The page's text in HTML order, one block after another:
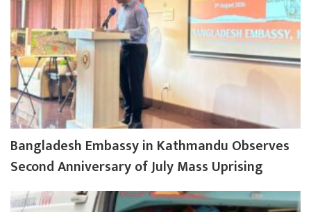
Bangladesh Embassy in Kathmandu Observes
Second Anniversary of July Mass Uprising